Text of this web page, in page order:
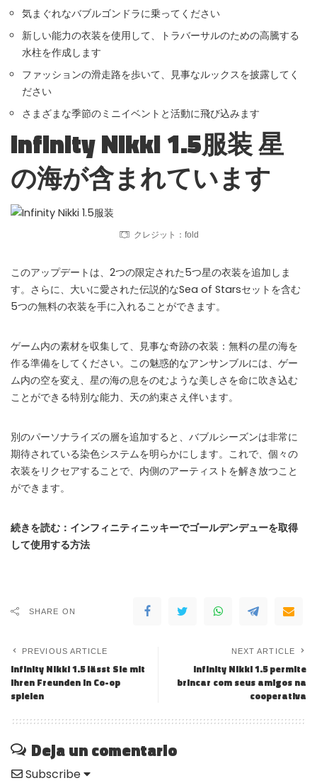
気まぐれなバブルゴンドラに乗ってください
新しい能力の衣装を使用して、トラバーサルのための高騰する
水柱を作成します
ファッションの滑走路を歩いて、見事なルックスを披露してく
ださい
さまざまな季節のミニイベントと活動に飛び込みます
Infinity Nikki 1.5服装 星
の海が含まれています
クレジット：fold
このアップデートは、2つの限定された5つ星の衣装を追加しま
す。さらに、大いに愛された伝説的なSea of​​ Starsセットを含む
5つの無料の衣装を手に入れることができます。
ゲーム内の素材を収集して、見事な奇跡の衣装：無料の星の海を
作る準備をしてください。この魅惑的なアンサンブルには、ゲー
ム内の空を変え、星の海の息をのむような美しさを命に吹き込む
ことができる特別な能力、天の約束さえ伴います。
別のパーソナライズの層を追加すると、バブルシーズンは非常に
期待されている染色システムを明らかにします。これで、個々の
衣装をリクセアすることで、内側のアーティストを解き放つこと
ができます。
続きを読む：インフィニティニッキーでゴールデンデューを取得
して使用する方法
SHARE ON
PREVIOUS ARTICLE
Infinity Nikki 1.5 lässt Sie mit
Ihren Freunden in Co-op
spielen
NEXT ARTICLE
Infinity Nikki 1.5 permite
brincar com seus amigos na
cooperativa
Deja un comentario
Subscribe